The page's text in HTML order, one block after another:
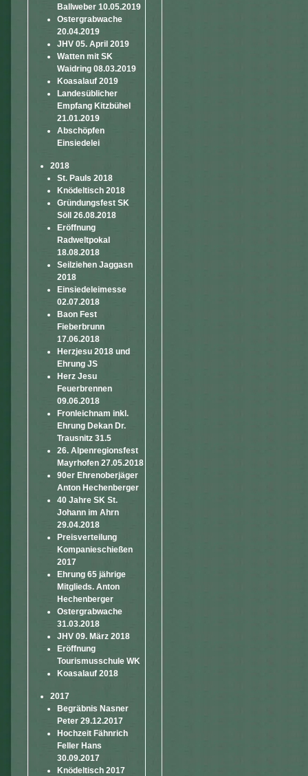
Ballweber 10.05.2019
Ostergrabwache
20.04.2019
JHV 05. April 2019
Watten mit SK
Waidring 08.03.2019
Koasalauf 2019
Landesüblicher
Empfang Kitzbühel
21.01.2019
Abschöpfen
Einsiedelei
2018
St. Pauls 2018
Knödeltisch 2018
Gründungsfest SK
Söll 26.08.2018
Eröffnung
Radweltpokal
18.08.2018
Seilziehen Jaggasn
2018
Einsiedeleimesse
02.07.2018
Baon Fest
Fieberbrunn
17.06.2018
Herzjesu 2018 und
Ehrung JS
Herz Jesu
Feuerbrennen
09.06.2018
Fronleichnam inkl.
Ehrung Dekan Dr.
Trausnitz 31.5
26. Alpenregionsfest
Mayrhofen 27.05.2018
90er Ehrenoberjäger
Anton Hechenberger
40 Jahre SK St.
Johann im Ahrn
29.04.2018
Preisverteilung
Kompanieschießen
2017
Ehrung 65 jährige
Mitglieds. Anton
Hechenberger
Ostergrabwache
31.03.2018
JHV 09. März 2018
Eröffnung
Tourismusschule WK
Koasalauf 2018
2017
Begräbnis Nasner
Peter 29.12.2017
Hochzeit Fähnrich
Feller Hans
30.09.2017
Knödeltisch 2017